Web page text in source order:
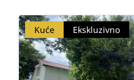
Kuće Ekskluzivno